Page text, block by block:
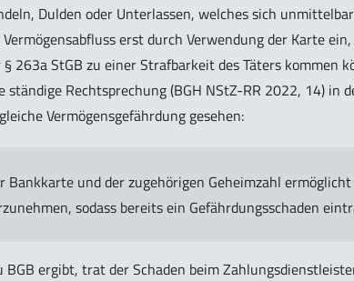
Dulden oder Unterlassen, welches sich
erst durch Verwendung der Karte
263a StGB zu einer Strafbarkeit des Täters kommen
ständige Rechtsprechung (BGH NStZ-RR 2022, 14) in
Vermögensgefährdung gesehen:
Bankkarte und der zugehörigen Geheimzahl
sodass bereits ein Gefährdungsschaden
BGB ergibt, trat der Schaden beim